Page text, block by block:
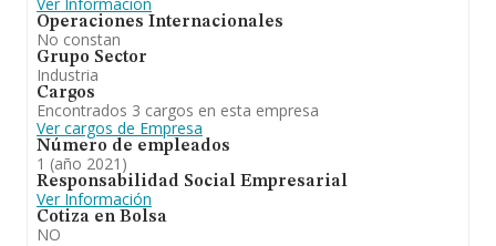
Operaciones Internacionales
No constan
Grupo Sector
Industria
Cargos
Encontrados 3 cargos en esta empresa
Ver cargos de Empresa
Número de empleados
1 (año 2021)
Responsabilidad Social Empresarial
Ver Información
Cotiza en Bolsa
NO